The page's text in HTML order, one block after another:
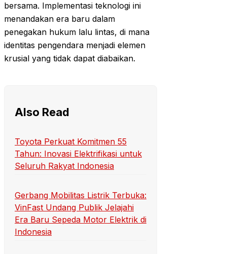
bersama. Implementasi teknologi ini
menandakan era baru dalam
penegakan hukum lalu lintas, di mana
identitas pengendara menjadi elemen
krusial yang tidak dapat diabaikan.
Also Read
Toyota Perkuat Komitmen 55
Tahun: Inovasi Elektrifikasi untuk
Seluruh Rakyat Indonesia
Gerbang Mobilitas Listrik Terbuka:
VinFast Undang Publik Jelajahi
Era Baru Sepeda Motor Elektrik di
Indonesia